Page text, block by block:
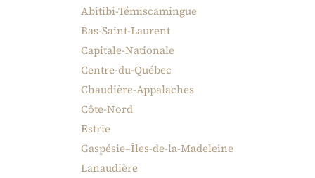
Abitibi-Témiscamingue
Bas-Saint-Laurent
Capitale-Nationale
Centre-du-Québec
Chaudière-Appalaches
Côte-Nord
Estrie
Gaspésie–Îles-de-la-Madeleine
Lanaudière